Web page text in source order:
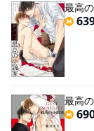
最高
最高